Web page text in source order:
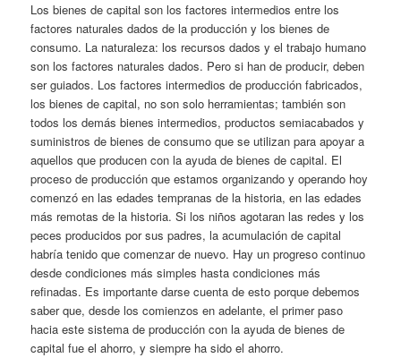
Los bienes de capital son los factores intermedios entre los
factores naturales dados de la producción y los bienes de
consumo. La naturaleza: los recursos dados y el trabajo humano
son los factores naturales dados. Pero si han de producir, deben
ser guiados. Los factores intermedios de producción fabricados,
los bienes de capital, no son solo herramientas; también son
todos los demás bienes intermedios, productos semiacabados y
suministros de bienes de consumo que se utilizan para apoyar a
aquellos que producen con la ayuda de bienes de capital. El
proceso de producción que estamos organizando y operando hoy
comenzó en las edades tempranas de la historia, en las edades
más remotas de la historia. Si los niños agotaran las redes y los
peces producidos por sus padres, la acumulación de capital
habría tenido que comenzar de nuevo. Hay un progreso continuo
desde condiciones más simples hasta condiciones más
refinadas. Es importante darse cuenta de esto porque debemos
saber que, desde los comienzos en adelante, el primer paso
hacia este sistema de producción con la ayuda de bienes de
capital fue el ahorro, y siempre ha sido el ahorro.